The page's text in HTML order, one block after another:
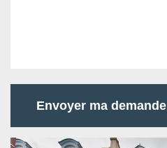
Envoyer ma demande